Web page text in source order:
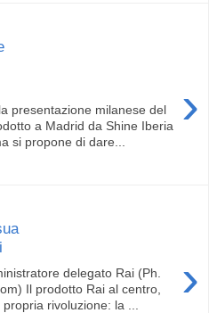
›
presentazione milanese del
a Madrid da Shine Iberia
si propone di dare...
›
delegato Rai (Ph.
Il prodotto Rai al centro,
rivoluzione: la ...